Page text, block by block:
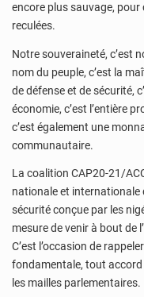
encore plus sauvage, pour
reculées.
Notre souveraineté, c’est
nom du peuple, c’est la
de défense et de sécurité,
économie, c’est l’entière
c’est également une
communautaire.
La coalition CAP20-21/
nationale et internationale
sécurité conçue par les
mesure de venir à bout de
C’est l’occasion de
fondamentale, tout
les mailles parlementaires.